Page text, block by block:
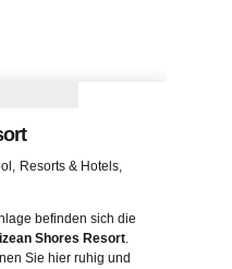
Resorts & Hotels
befinden sich die
Shores Resort.
Sie hier ruhig und